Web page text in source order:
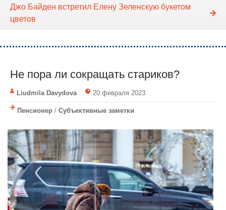
Джо Байден встретил Елену Зеленскую букетом
цветов
Не пора ли сокращать стариков?
Liudmila Davydova 20 февраля 2023
Пенсионер / Субъективные заметки